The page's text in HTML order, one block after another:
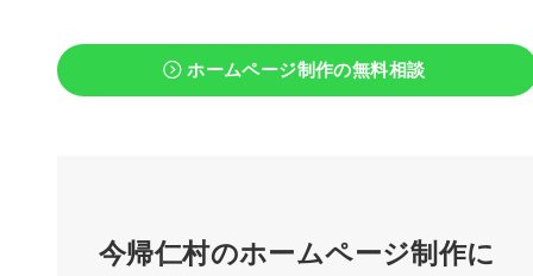
ホームページ制作の無料相談
今帰仁村のホームページ制作に